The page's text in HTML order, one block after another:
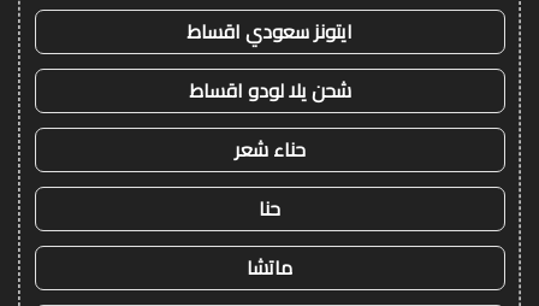
ايتونز سعودي اقساط
شحن يلا لودو اقساط
حناء شعر
حنا
ماتشا